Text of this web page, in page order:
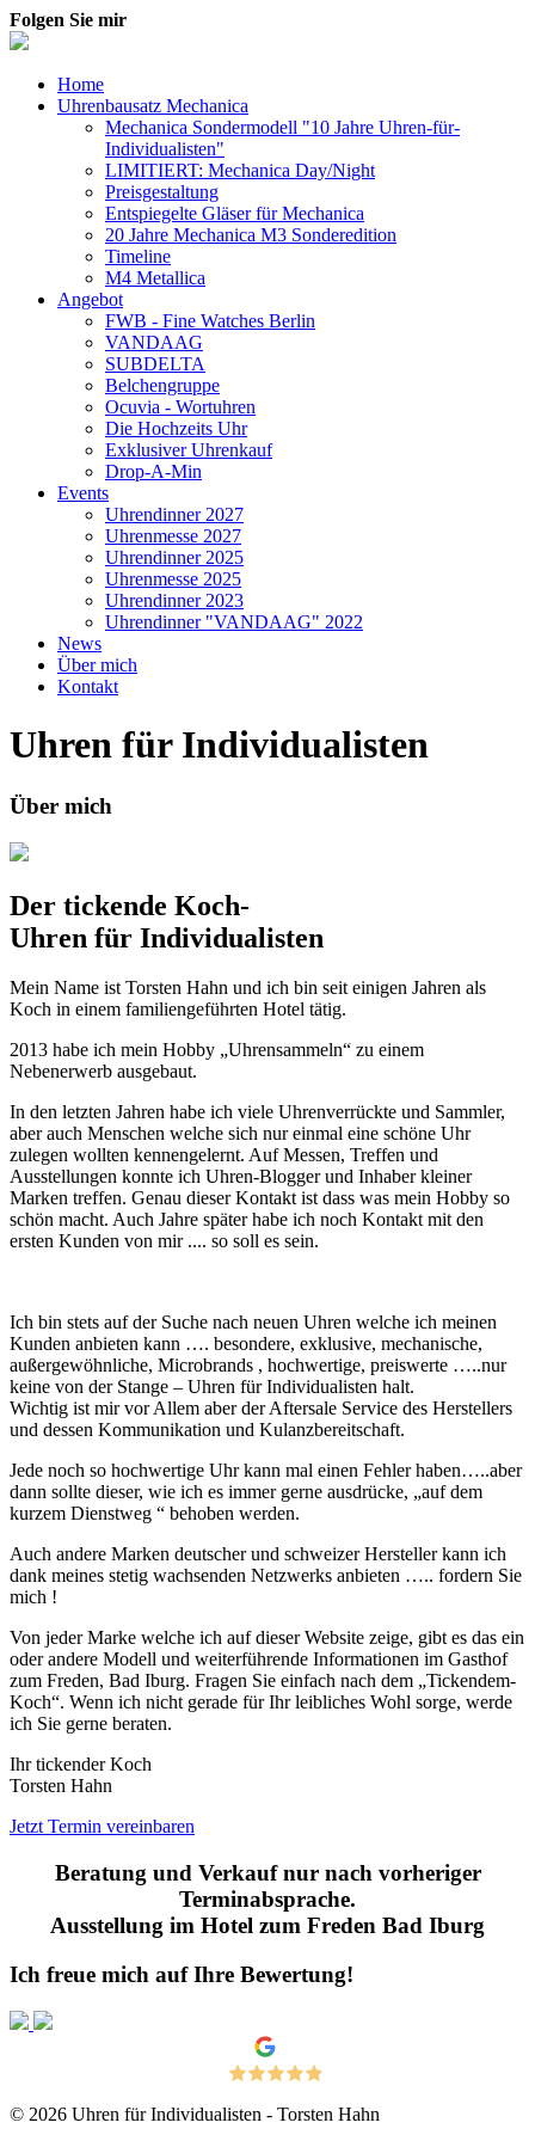
Folgen Sie mir
Home
Uhrenbausatz Mechanica
Mechanica Sondermodell "10 Jahre Uhren-für-
Individualisten"
LIMITIERT: Mechanica Day/Night
Preisgestaltung
Entspiegelte Gläser für Mechanica
20 Jahre Mechanica M3 Sonderedition
Timeline
M4 Metallica
Angebot
FWB - Fine Watches Berlin
VANDAAG
SUBDELTA
Belchengruppe
Ocuvia - Wortuhren
Die Hochzeits Uhr
Exklusiver Uhrenkauf
Drop-A-Min
Events
Uhrendinner 2027
Uhrenmesse 2027
Uhrendinner 2025
Uhrenmesse 2025
Uhrendinner 2023
Uhrendinner "VANDAAG" 2022
News
Über mich
Kontakt
Uhren für Individualisten
Über mich
Der tickende Koch-
Uhren für Individualisten
Mein Name ist Torsten Hahn und ich bin seit einigen Jahren als
Koch in einem familiengeführten Hotel tätig.
2013 habe ich mein Hobby „Uhrensammeln“ zu einem
Nebenerwerb ausgebaut.
In den letzten Jahren habe ich viele Uhrenverrückte und Sammler,
aber auch Menschen welche sich nur einmal eine schöne Uhr
zulegen wollten kennengelernt. Auf Messen, Treffen und
Ausstellungen konnte ich Uhren-Blogger und Inhaber kleiner
Marken treffen. Genau dieser Kontakt ist dass was mein Hobby so
schön macht. Auch Jahre später habe ich noch Kontakt mit den
ersten Kunden von mir .... so soll es sein.
Ich bin stets auf der Suche nach neuen Uhren welche ich meinen
Kunden anbieten kann …. besondere, exklusive, mechanische,
außergewöhnliche, Microbrands , hochwertige, preiswerte …..nur
keine von der Stange – Uhren für Individualisten halt.
Wichtig ist mir vor Allem aber der Aftersale Service des Herstellers
und dessen Kommunikation und Kulanzbereitschaft.
Jede noch so hochwertige Uhr kann mal einen Fehler haben…..aber
dann sollte dieser, wie ich es immer gerne ausdrücke, „auf dem
kurzem Dienstweg “ behoben werden.
Auch andere Marken deutscher und schweizer Hersteller kann ich
dank meines stetig wachsenden Netzwerks anbieten ….. fordern Sie
mich !
Von jeder Marke welche ich auf dieser Website zeige, gibt es das ein
oder andere Modell und weiterführende Informationen im Gasthof
zum Freden, Bad Iburg. Fragen Sie einfach nach dem „Tickendem-
Koch“. Wenn ich nicht gerade für Ihr leibliches Wohl sorge, werde
ich Sie gerne beraten.
Ihr tickender Koch
Torsten Hahn
Jetzt Termin vereinbaren
Beratung und Verkauf nur nach vorheriger
Terminabsprache.
Ausstellung im Hotel zum Freden Bad Iburg
Ich freue mich auf Ihre Bewertung!
© 2026 Uhren für Individualisten - Torsten Hahn